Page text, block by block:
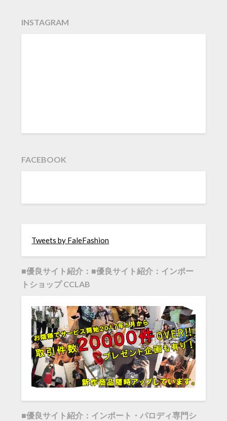
INSTAGRAM
FACEBOOK
Tweets by FaleFashion
■優良サイト紹介：■優良サイト紹介：インポー
トショップ CCLAB
■優良サイト紹介：インポート・パロディ専門シ